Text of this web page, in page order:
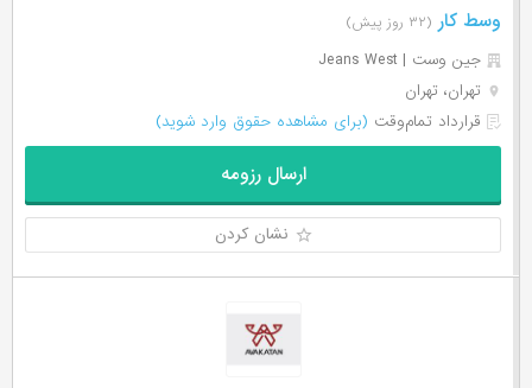
وسط کار (۳۲ روز پیش)
جین وست | Jeans West
تهران، تهران
قرارداد تمام‌وقت (برای مشاهده حقوق وارد شوید)
ارسال رزومه
نشان کردن